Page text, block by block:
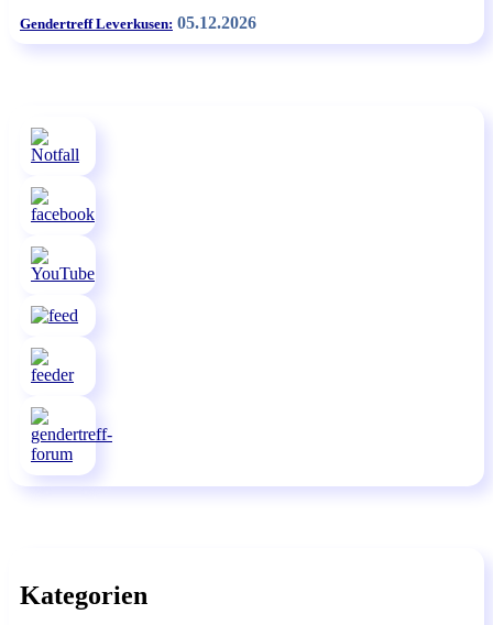
Gendertreff Leverkusen: 05.12.2026
Kategorien